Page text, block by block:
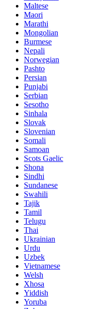
Maltese
Maori
Marathi
Mongolian
Burmese
Nepali
Norwegian
Pashto
Persian
Punjabi
Serbian
Sesotho
Sinhala
Slovak
Slovenian
Somali
Samoan
Scots Gaelic
Shona
Sindhi
Sundanese
Swahili
Tajik
Tamil
Telugu
Thai
Ukrainian
Urdu
Uzbek
Vietnamese
Welsh
Xhosa
Yiddish
Yoruba